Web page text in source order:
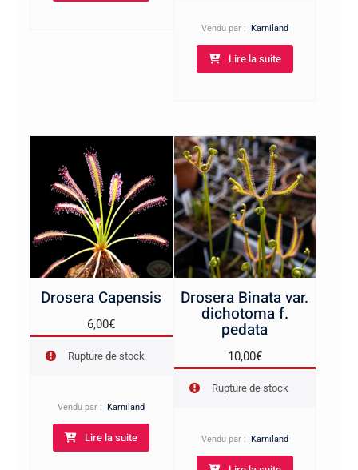
Vendu par : Karniland
Lire la suite
Drosera Capensis
6,00€
Rupture de stock
Vendu par : Karniland
Lire la suite
Drosera Binata var.
dichotoma f.
pedata
10,00€
Rupture de stock
Vendu par : Karniland